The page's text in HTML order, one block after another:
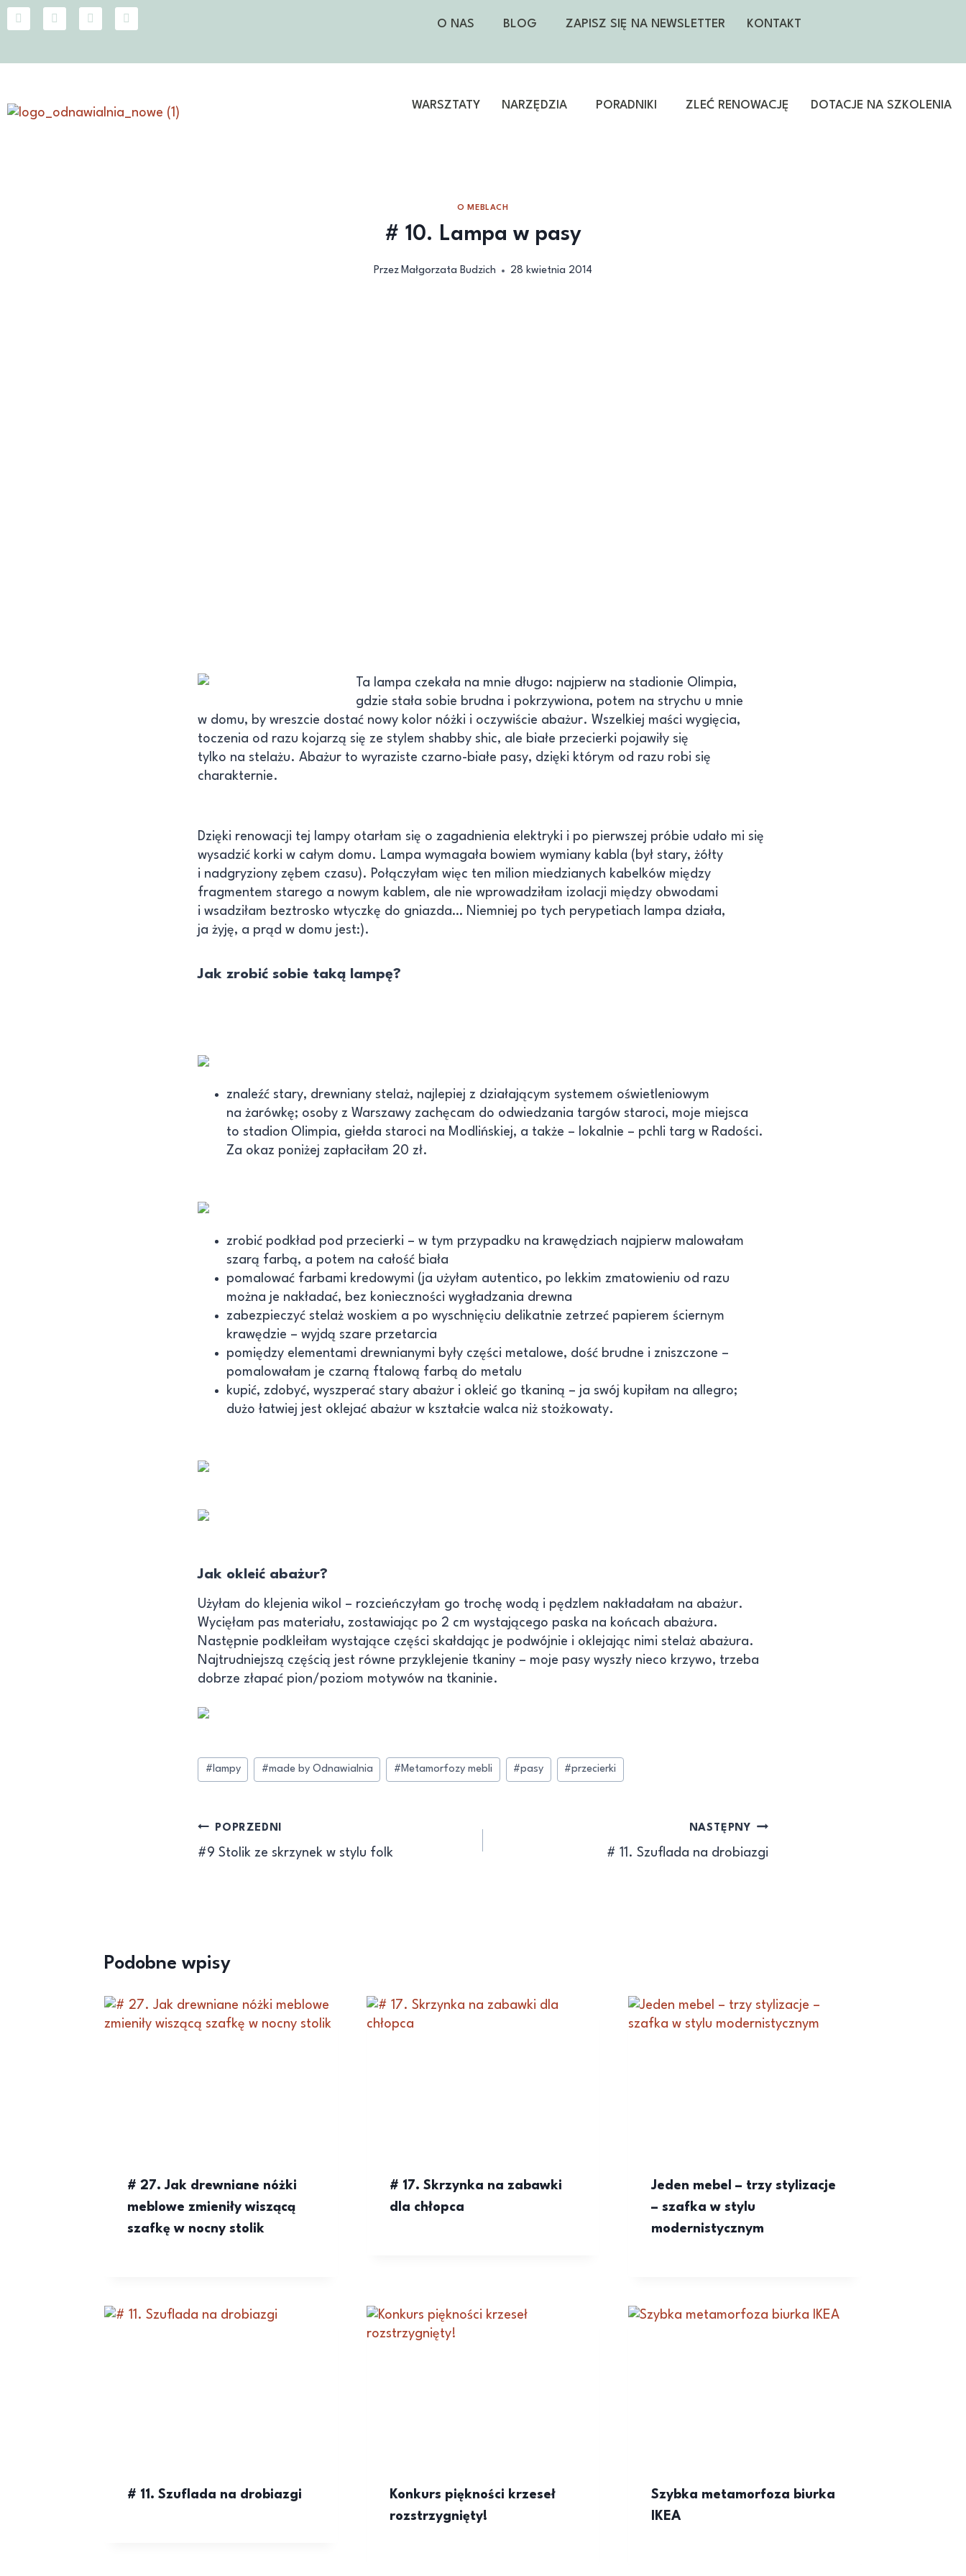
O NAS BLOG ZAPISZ SIĘ NA NEWSLETTER KONTAKT
WARSZTATY NARZĘDZIA PORADNIKI ZLEĆ RENOWACJĘ DOTACJE NA SZKOLENIA
O MEBLACH
# 10. Lampa w pasy
Przez Małgorzata Budzich 28 kwietnia 2014
Ta lampa czekała na mnie długo: najpierw na stadionie Olimpia,
gdzie stała sobie brudna i pokrzywiona, potem na strychu u mnie
w domu, by wreszcie dostać nowy kolor nóżki i oczywiście abażur. Wszelkiej maści wygięcia,
toczenia od razu kojarzą się ze stylem shabby shic, ale białe przecierki pojawiły się
tylko na stelażu. Abażur to wyraziste czarno-białe pasy, dzięki którym od razu robi się
charakternie.
Dzięki renowacji tej lampy otarłam się o zagadnienia elektryki i po pierwszej próbie udało mi się
wysadzić korki w całym domu. Lampa wymagała bowiem wymiany kabla (był stary, żółty
i nadgryziony zębem czasu). Połączyłam więc ten milion miedzianych kabelków między
fragmentem starego a nowym kablem, ale nie wprowadziłam izolacji między obwodami
i wsadziłam beztrosko wtyczkę do gniazda… Niemniej po tych perypetiach lampa działa,
ja żyję, a prąd w domu jest:).
Jak zrobić sobie taką lampę?
znaleźć stary, drewniany stelaż, najlepiej z działającym systemem oświetleniowym
na żarówkę; osoby z Warszawy zachęcam do odwiedzania targów staroci, moje miejsca
to stadion Olimpia, giełda staroci na Modlińskiej, a także – lokalnie – pchli targ w Radości.
Za okaz poniżej zapłaciłam 20 zł.
zrobić podkład pod przecierki – w tym przypadku na krawędziach najpierw malowałam
szarą farbą, a potem na całość biała
pomalować farbami kredowymi (ja użyłam autentico, po lekkim zmatowieniu od razu
można je nakładać, bez konieczności wygładzania drewna
zabezpieczyć stelaż woskiem a po wyschnięciu delikatnie zetrzeć papierem ściernym
krawędzie – wyjdą szare przetarcia
pomiędzy elementami drewnianymi były części metalowe, dość brudne i zniszczone –
pomalowałam je czarną ftalową farbą do metalu
kupić, zdobyć, wyszperać stary abażur i okleić go tkaniną – ja swój kupiłam na allegro;
dużo łatwiej jest oklejać abażur w kształcie walca niż stożkowaty.
Jak okleić abażur?
Użyłam do klejenia wikol – rozcieńczyłam go trochę wodą i pędzlem nakładałam na abażur.
Wycięłam pas materiału, zostawiając po 2 cm wystającego paska na końcach abażura.
Następnie podkleiłam wystające części skałdając je podwójnie i oklejając nimi stelaż abażura.
Najtrudniejszą częścią jest równe przyklejenie tkaniny – moje pasy wyszły nieco krzywo, trzeba
dobrze złapać pion/poziom motywów na tkaninie.
#lampy #made by Odnawialnia #Metamorfozy mebli #pasy #przecierki
POPRZEDNI
#9 Stolik ze skrzynek w stylu folk
NASTĘPNY
# 11. Szuflada na drobiazgi
Podobne wpisy
# 27. Jak drewniane nóżki
meblowe zmieniły wiszącą
szafkę w nocny stolik
# 17. Skrzynka na zabawki
dla chłopca
Jeden mebel – trzy stylizacje
– szafka w stylu
modernistycznym
# 11. Szuflada na drobiazgi
Konkurs piękności krzeseł
rozstrzygnięty!
Szybka metamorfoza biurka
IKEA